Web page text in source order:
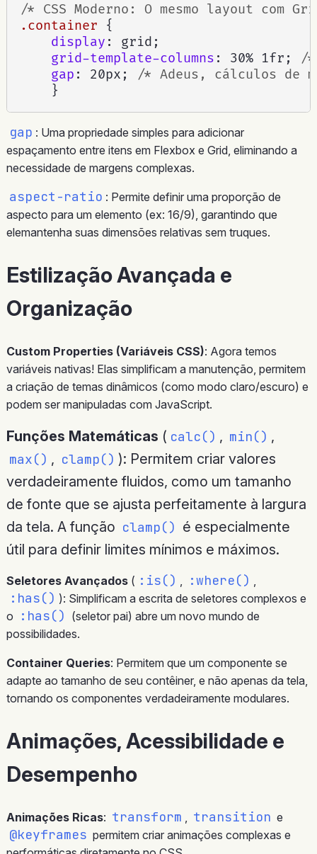
/* CSS Moderno: O mesmo layout com
.container
{
display : grid ;
grid-template-columns : 30% 1fr ;
/*
gap : 20px ;
/* Adeus, cálculos de
}
gap : Uma propriedade simples para adicionar
espaçamento entre itens em Flexbox e Grid, eliminando a
necessidade de margens complexas.
aspect-ratio : Permite definir uma proporção de
aspecto para um elemento (ex: 16/9), garantindo que
elemantenha suas dimensões relativas sem truques.
Estilização Avançada e
Organização
Custom Properties (Variáveis CSS): Agora temos
variáveis nativas! Elas simplificam a manutenção, permitem
a criação de temas dinâmicos (como modo claro/escuro) e
podem ser manipuladas com JavaScript.
Funções Matemáticas ( calc() , min() ,
max() , clamp() ): Permitem criar valores
verdadeiramente fluidos, como um tamanho
de fonte que se ajusta perfeitamente à largura
da tela. A função clamp() é especialmente
útil para definir limites mínimos e máximos.
Seletores Avançados( :is() :where()
:has() ): Simplificam a escrita de seletores complexos e
o
:has() (seletor pai) abre um novo mundo de
possibilidades.
Container Queries: Permitem que um componente se
adapte ao tamanho de seu contêiner, e não apenas da tela,
tornando os componentes verdadeiramente modulares.
Animações, Acessibilidade e
Desempenho
Animações Ricas: transform transition e
@keyframes permitem criar animações complexas e